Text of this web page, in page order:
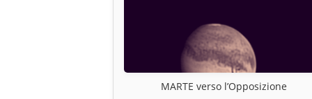
MARTE verso l’Opposizione